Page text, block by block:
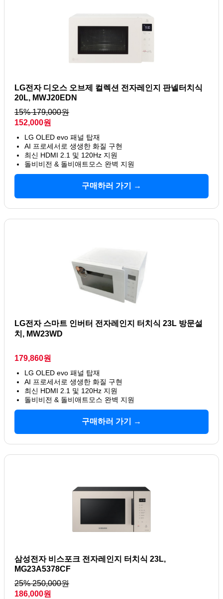
LG전자 디오스 오브제 컬렉션 전자레인지 판넬터치식
20L, MWJ20EDN
15% 179,000원
152,000원
LG OLED evo 패널 탑재
AI 프로세서로 생생한 화질 구현
최신 HDMI 2.1 및 120Hz 지원
돌비비전 & 돌비애트모스 완벽 지원
구매하러 가기 →
LG전자 스마트 인버터 전자레인지 터치식 23L 방문설
치, MW23WD
179,860원
LG OLED evo 패널 탑재
AI 프로세서로 생생한 화질 구현
최신 HDMI 2.1 및 120Hz 지원
돌비비전 & 돌비애트모스 완벽 지원
구매하러 가기 →
삼성전자 비스포크 전자레인지 터치식 23L,
MG23A5378CF
25% 250,000원
186,000원